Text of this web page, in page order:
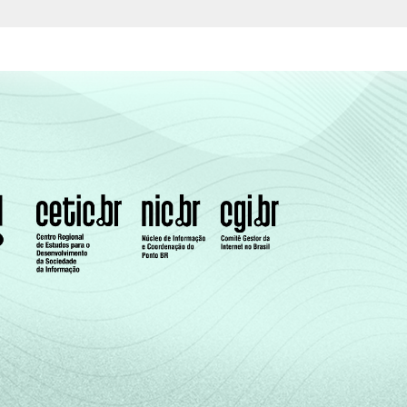
Sociais e Pessoais (sem os grupos 90 -